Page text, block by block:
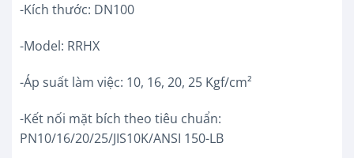
-Kích thước: DN100
-Model: RRHX
-Áp suất làm việc: 10, 16, 20, 25 Kgf/cm²
-Kết nối mặt bích theo tiêu chuẩn:
PN10/16/20/25/JIS10K/ANSI 150-LB